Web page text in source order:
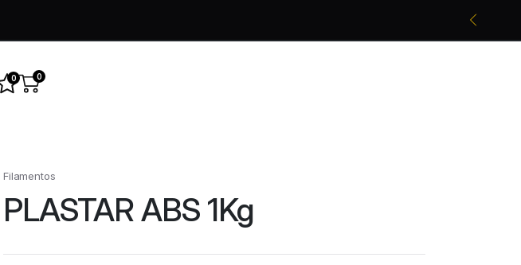
0 0
Filamentos
PLASTAR ABS 1Kg